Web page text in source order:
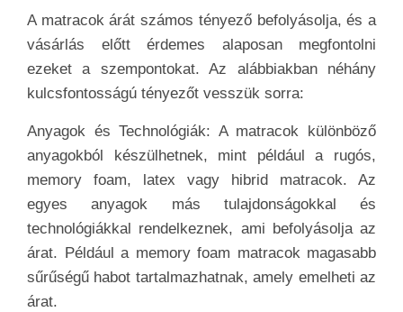
A matracok árát számos tényező befolyásolja, és a
vásárlás előtt érdemes alaposan megfontolni
ezeket a szempontokat. Az alábbiakban néhány
kulcsfontosságú tényezőt vesszük sorra:
Anyagok és Technológiák: A matracok különböző
anyagokból készülhetnek, mint például a rugós,
memory foam, latex vagy hibrid matracok. Az
egyes anyagok más tulajdonságokkal és
technológiákkal rendelkeznek, ami befolyásolja az
árat. Például a memory foam matracok magasabb
sűrűségű habot tartalmazhatnak, amely emelheti az
árat.